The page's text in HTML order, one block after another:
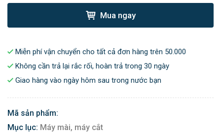
Mua ngay
Miễn phí vận chuyển cho tất cả đơn hàng trên 50.000
Không cần trả lại rắc rối, hoàn trả trong 30 ngày
Giao hàng vào ngày hôm sau trong nước bạn
Mã sản phẩm:
Mục lục: Máy mài, máy cắt